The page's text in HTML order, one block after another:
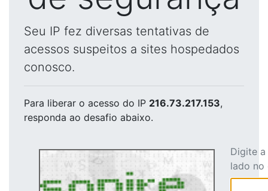
Seu IP fez diversas tentativas de
acessos suspeitos a sites hospedados
conosco.
Para liberar o acesso do IP 216.73.217.153,
responda ao desafio abaixo.
Digite
lado no